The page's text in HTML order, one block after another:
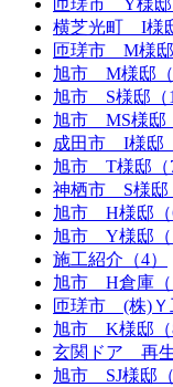
横芝光町 I様
匝瑳市 M様邸
旭市 M様邸（
旭市 S様邸（
旭市 MS様邸
成田市 I様邸
旭市 T様邸（7
神栖市 S様邸
旭市 H様邸（
旭市 Y様邸（
施工紹介（4）
旭市 H倉庫（
匝瑳市 (株)Ｙ
旭市 K様邸（
玄関ドア 再生
旭市 SJ様邸（